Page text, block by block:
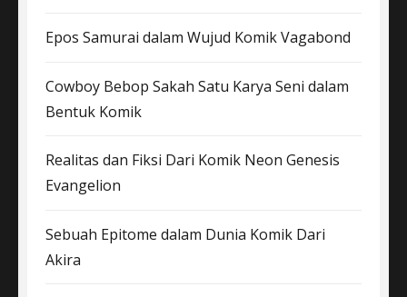
Epos Samurai dalam Wujud Komik Vagabond
Cowboy Bebop Sakah Satu Karya Seni dalam
Bentuk Komik
Realitas dan Fiksi Dari Komik Neon Genesis
Evangelion
Sebuah Epitome dalam Dunia Komik Dari
Akira